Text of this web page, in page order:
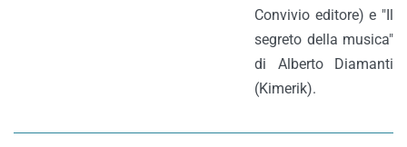
Convivio editore) e "Il
segreto della musica"
di Alberto Diamanti
(Kimerik).